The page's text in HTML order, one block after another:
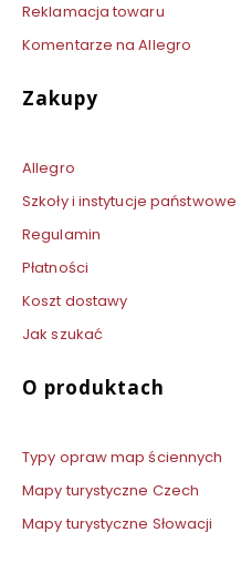
Reklamacja towaru
Komentarze na Allegro
Zakupy
Allegro
Szkoły i instytucje państwowe
Regulamin
Płatności
Koszt dostawy
Jak szukać
O produktach
Typy opraw map ściennych
Mapy turystyczne Czech
Mapy turystyczne Słowacji